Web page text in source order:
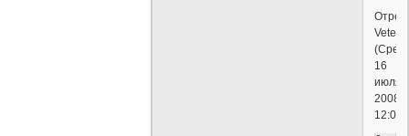
Veter
16
июля,
2008г.
12:02)